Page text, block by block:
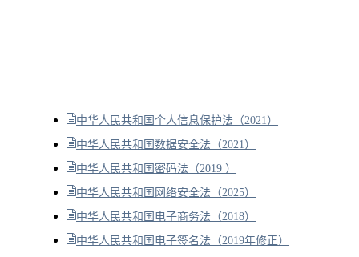
中华人民共和国个人信息保护法（2021）
中华人民共和国数据安全法（2021）
中华人民共和国密码法（2019 ）
中华人民共和国网络安全法（2025）
中华人民共和国电子商务法（2018）
中华人民共和国电子签名法（2019年修正）